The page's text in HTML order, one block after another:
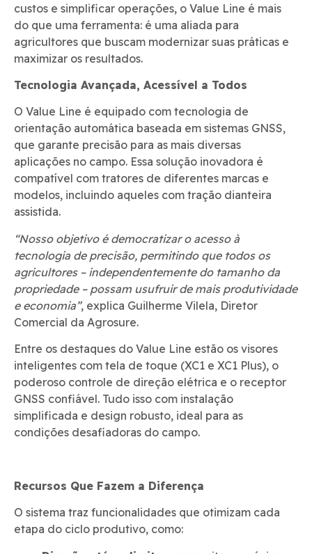
custos e simplificar operações, o Value Line é mais
do que uma ferramenta: é uma aliada para
agricultores que buscam modernizar suas práticas e
maximizar os resultados.
Tecnologia Avançada, Acessível a Todos
O Value Line é equipado com tecnologia de
orientação automática baseada em sistemas GNSS,
que garante precisão para as mais diversas
aplicações no campo. Essa solução inovadora é
compatível com tratores de diferentes marcas e
modelos, incluindo aqueles com tração dianteira
assistida.
“Nosso objetivo é democratizar o acesso à
tecnologia de precisão, permitindo que todos os
agricultores – independentemente do tamanho da
propriedade – possam usufruir de mais produtividade
e economia”, explica Guilherme Vilela, Diretor
Comercial da Agrosure.
Entre os destaques do Value Line estão os visores
inteligentes com tela de toque (XC1 e XC1 Plus), o
poderoso controle de direção elétrica e o receptor
GNSS confiável. Tudo isso com instalação
simplificada e design robusto, ideal para as
condições desafiadoras do campo.
Recursos Que Fazem a Diferença
O sistema traz funcionalidades que otimizam cada
etapa do ciclo produtivo, como: